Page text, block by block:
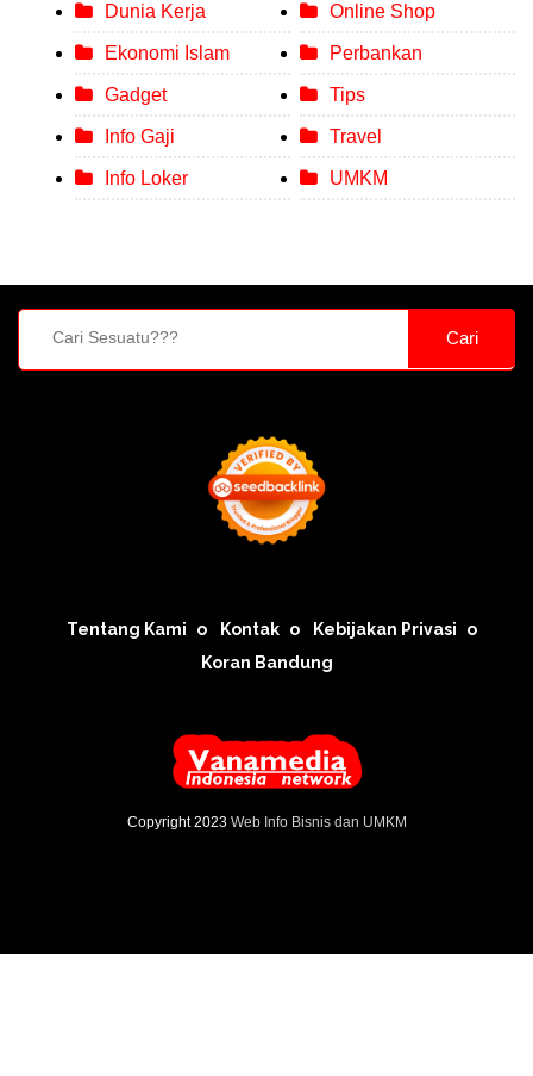
Dunia Kerja
Ekonomi Islam
Gadget
Info Gaji
Info Loker
Online Shop
Perbankan
Tips
Travel
UMKM
Cari
Tentang Kami Kontak
Kebijakan Privasi
Koran Bandung
Copyright 2023 Web Info Bisnis dan UMKM